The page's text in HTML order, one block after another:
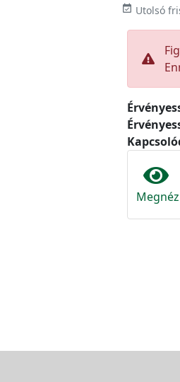
event_available Utolsó
Megnéz